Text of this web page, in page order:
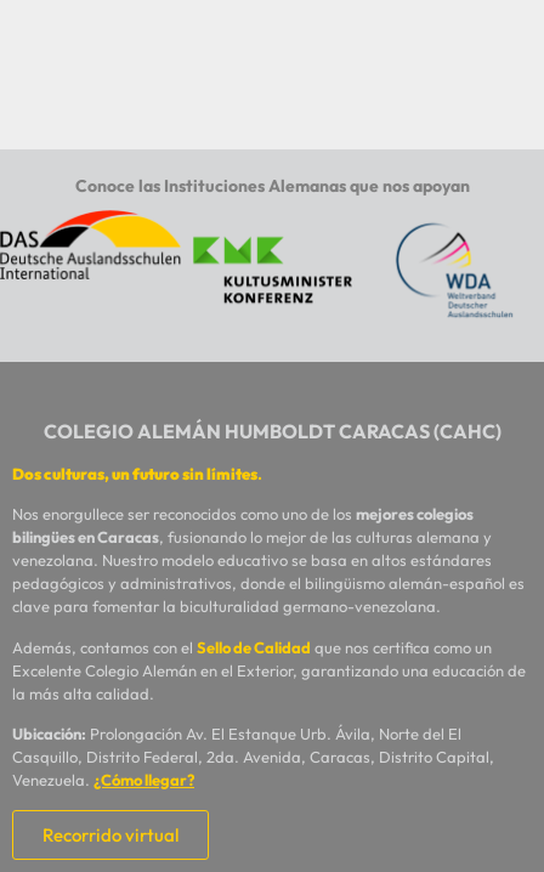
Conoce las Instituciones Alemanas que nos apoyan
COLEGIO ALEMÁN HUMBOLDT CARACAS (CAHC)
Dos culturas, un futuro sin límites.
Nos enorgullece ser reconocidos como uno de los mejores colegios
bilingües en Caracas, fusionando lo mejor de las culturas alemana y
venezolana. Nuestro modelo educativo se basa en altos estándares
pedagógicos y administrativos, donde el bilingüismo alemán-español es
clave para fomentar la biculturalidad germano-venezolana.
Además, contamos con el Sello de Calidad que nos certifica como un
Excelente Colegio Alemán en el Exterior, garantizando una educación de
la más alta calidad.
Ubicación: Prolongación Av. El Estanque Urb. Ávila, Norte del El
Casquillo, Distrito Federal, 2da. Avenida, Caracas, Distrito Capital,
Venezuela. ¿Cómo llegar?
Recorrido virtual